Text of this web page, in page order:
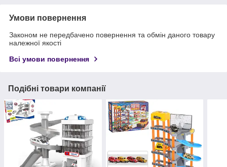
Умови повернення
Законом не передбачено повернення та обмін даного товару
належної якості
Всі умови повернення
Подібні товари компанії